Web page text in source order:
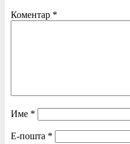
Коментар *
Име *
Е-пошта *